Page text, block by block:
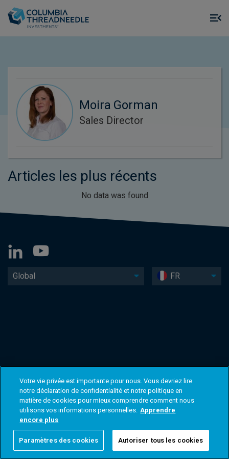
Moira Gorman
Sales Director
Articles les plus récents
No data was found
Global FR
Votre vie privée est importante pour nous. Vous devriez lire
notre déclaration de confidentialité et notre politique en
matière de cookies pour mieux comprendre comment nous
utilisons vos informations personnelles. Apprendre
encore plus
Paramètres des cookies Autoriser tous les cookies